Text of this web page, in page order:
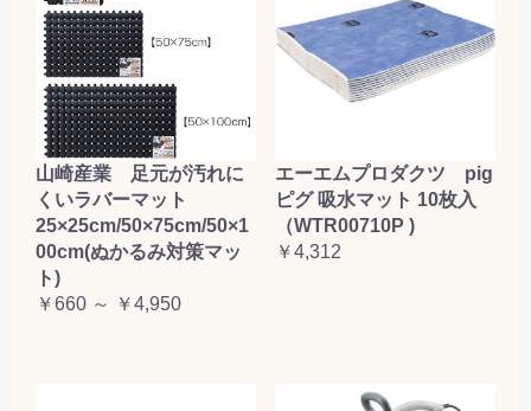
山崎産業 足元が汚れに
くいラバーマット
25×25cm/50×75cm/50×1
00cm(ぬかるみ対策マッ
ト)
￥660 ～ ￥4,950
エーエムプロダクツ pig
ピグ 吸水マット 10枚入
（WTR00710P )
￥4,312